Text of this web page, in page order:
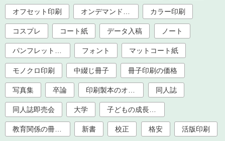
オフセット印刷 カラー印刷
コスプレ コート紙 データ入稿 ノート
パンフレット印刷 フォント マットコート紙
モノクロ印刷 中綴じ冊子 冊子印刷の価格
写真集 卒論 同人誌
同人誌即売会 大学
新書 校正 格安 活版印刷